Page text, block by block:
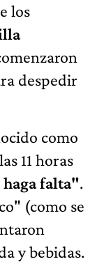
los
despedir
como
11 horas
falta".
(como se
y bebidas.